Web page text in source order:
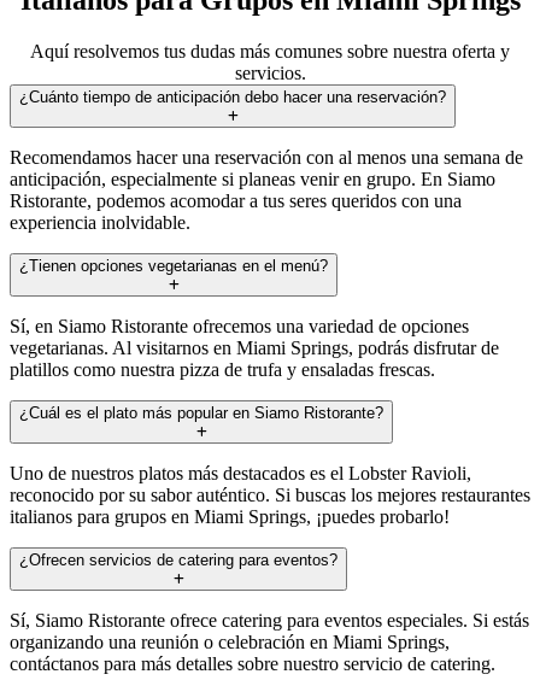
Aquí resolvemos tus dudas más comunes sobre nuestra oferta y
servicios.
¿Cuánto tiempo de anticipación debo hacer una reservación?
Recomendamos hacer una reservación con al menos una semana de
anticipación, especialmente si planeas venir en grupo. En Siamo
Ristorante, podemos acomodar a tus seres queridos con una
experiencia inolvidable.
¿Tienen opciones vegetarianas en el menú?
Sí, en Siamo Ristorante ofrecemos una variedad de opciones
vegetarianas. Al visitarnos en Miami Springs, podrás disfrutar de
platillos como nuestra pizza de trufa y ensaladas frescas.
¿Cuál es el plato más popular en Siamo Ristorante?
Uno de nuestros platos más destacados es el Lobster Ravioli,
reconocido por su sabor auténtico. Si buscas los mejores restaurantes
italianos para grupos en Miami Springs, ¡puedes probarlo!
¿Ofrecen servicios de catering para eventos?
Sí, Siamo Ristorante ofrece catering para eventos especiales. Si estás
organizando una reunión o celebración en Miami Springs,
contáctanos para más detalles sobre nuestro servicio de catering.